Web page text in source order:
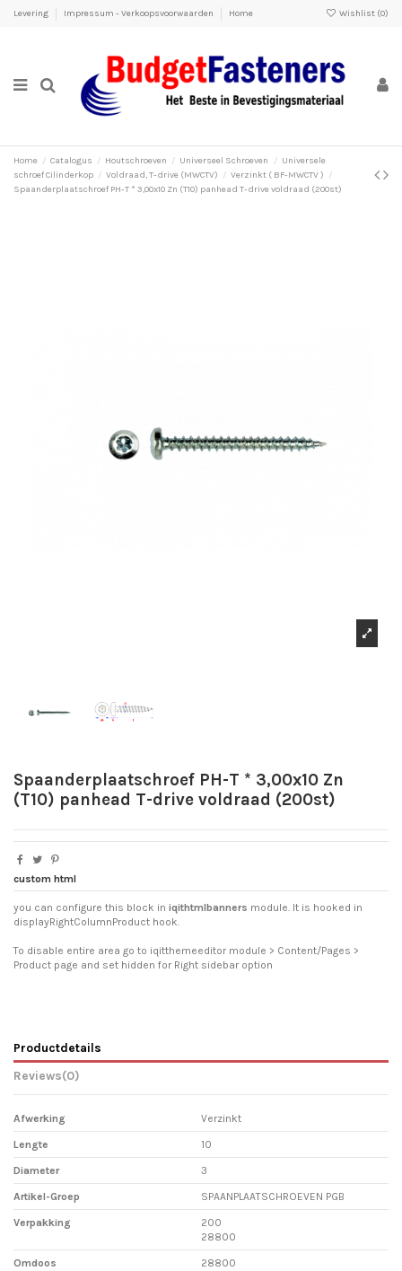
Levering Impressum - Verkoopsvoorwaarden Home Wishlist (0)
Home Catalogus Houtschroeven Universeel Schroeven
Universele
schroef Cilinderkop
Voldraad, T-drive (MWCTV)
Verzinkt ( BF-MWCTV )
Spaanderplaatschroef PH-T * 3,00x10 Zn (T10) panhead T-drive voldraad (200st)
Spaanderplaatschroef PH-T * 3,00x10 Zn
(T10) panhead T-drive voldraad (200st)
custom html
you can configure this block in iqithtmlbanners module. It is hooked in
displayRightColumnProduct hook.
To disable entire area go to iqitthemeeditor module > Content/Pages >
Product page and set hidden for Right sidebar option
Productdetails
Reviews(0)
Afwerking Verzinkt
Lengte 10
Diameter 3
Artikel-Groep SPAANPLAATSCHROEVEN PGB
Verpakking
200
28800
Omdoos 28800